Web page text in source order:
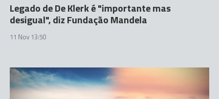
Legado de De Klerk é "importante mas
desigual", diz Fundação Mandela
11 Nov 13:50